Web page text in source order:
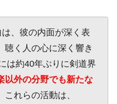
、彼の内面が深く表
聴く人の心に深く響き
は約40年ぶりに剣道界
以外の分野でも新たな
これらの活動は、